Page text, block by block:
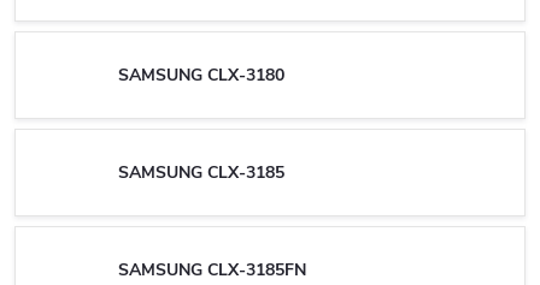
SAMSUNG CLX-3180
SAMSUNG CLX-3185
SAMSUNG CLX-3185FN